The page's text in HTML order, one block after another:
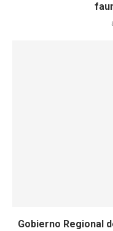
Gobierno Regional